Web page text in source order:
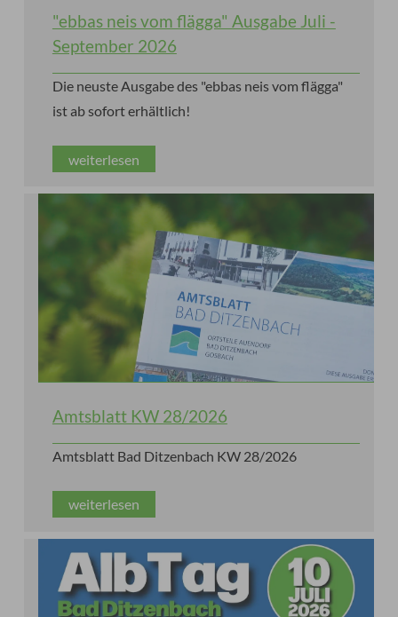
"ebbas neis vom flägga" Ausgabe Juli -
September 2026
Die neuste Ausgabe des "ebbas neis vom flägga"
ist ab sofort erhältlich!
weiterlesen
Amtsblatt KW 28/2026
Amtsblatt Bad Ditzenbach KW 28/2026
weiterlesen